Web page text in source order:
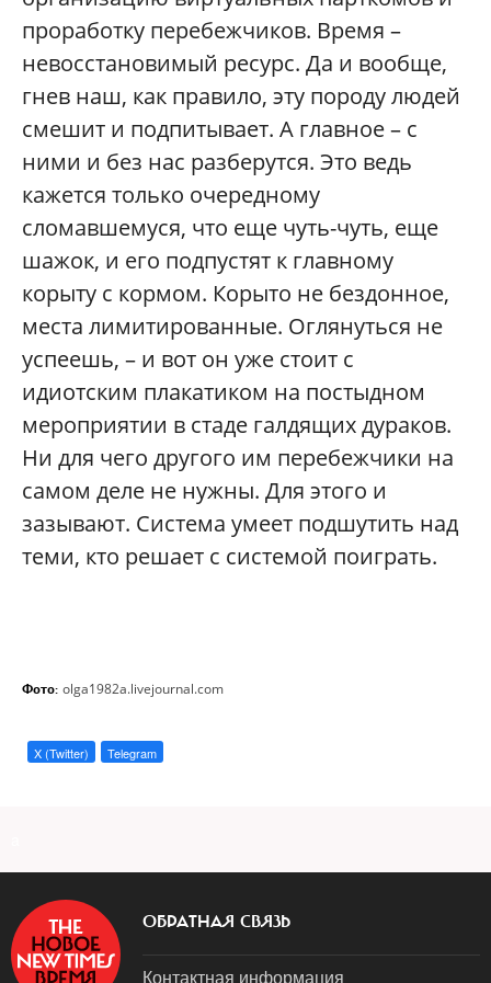
проработку перебежчиков. Время –
невосстановимый ресурс. Да и вообще,
гнев наш, как правило, эту породу людей
смешит и подпитывает. А главное – с
ними и без нас разберутся. Это ведь
кажется только очередному
сломавшемуся, что еще чуть-чуть, еще
шажок, и его подпустят к главному
корыту с кормом. Корыто не бездонное,
места лимитированные. Оглянуться не
успеешь, – и вот он уже стоит с
идиотским плакатиком на постыдном
мероприятии в стаде галдящих дураков.
Ни для чего другого им перебежчики на
самом деле не нужны. Для этого и
зазывают. Система умеет подшутить над
теми, кто решает с системой поиграть.
Фото: olga1982a.livejournal.com
X (Twitter) Telegram
ОБРАТНАЯ СВЯЗЬ
Контактная информация